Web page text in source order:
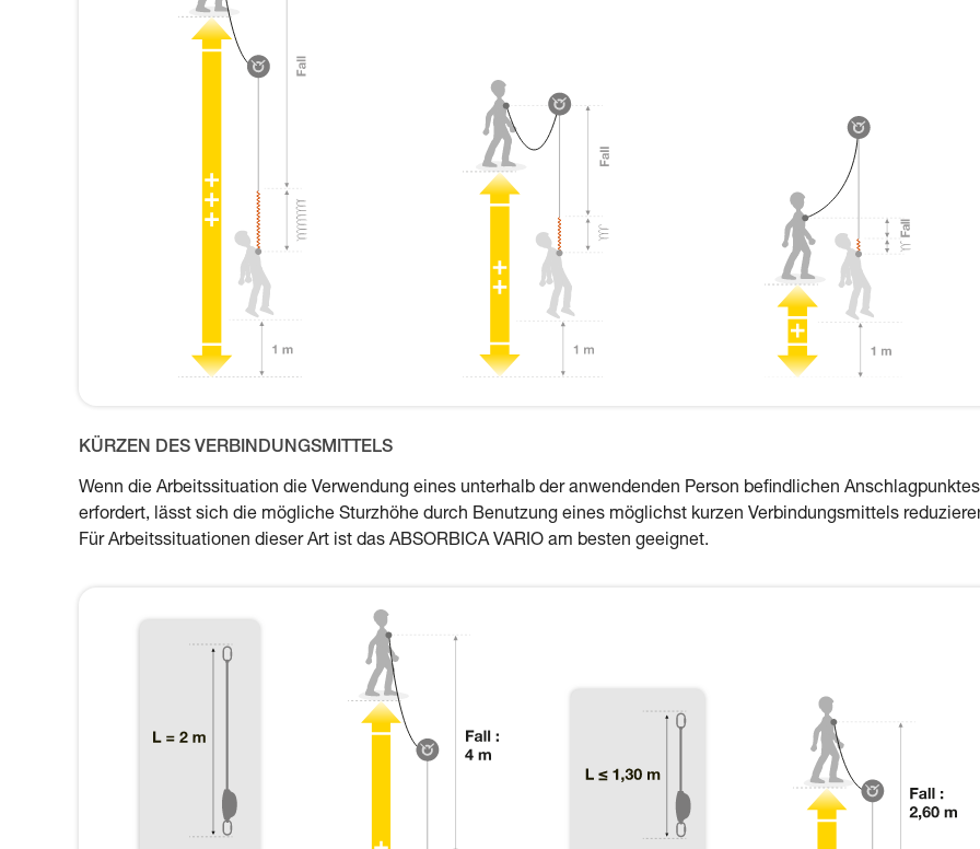
KÜRZEN DES VERBINDUNGSMITTELS
Wenn die Arbeitssituation die Verwendung eines unterhalb der anwendenden Person befindlichen Anschlagpunktes
erfordert, lässt sich die mögliche Sturzhöhe durch Benutzung eines möglichst kurzen Verbindungsmittels
Für Arbeitssituationen dieser Art ist das ABSORBICA VARIO am besten geeignet.